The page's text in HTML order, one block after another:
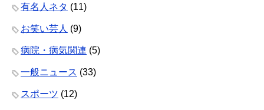
有名人ネタ (11)
お笑い芸人 (9)
病院・病気関連 (5)
一般ニュース (33)
スポーツ (12)